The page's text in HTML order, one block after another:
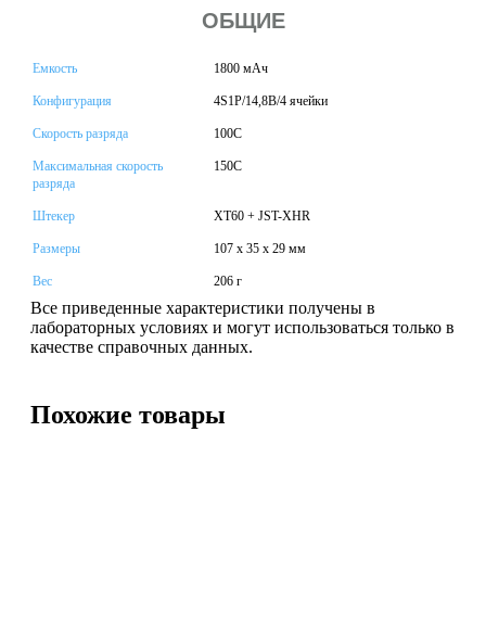
ОБЩИЕ
Емкость 1800 мАч
Конфигурация 4S1P/14,8В/4 ячейки
Скорость разряда 100С
Максимальная скорость
разряда
150C
Штекер XT60 + JST-XHR
Размеры 107 x 35 x 29 мм
Вес 206 г
Все приведенные характеристики получены в
лабораторных условиях и могут использоваться только в
качестве справочных данных.
Похожие товары